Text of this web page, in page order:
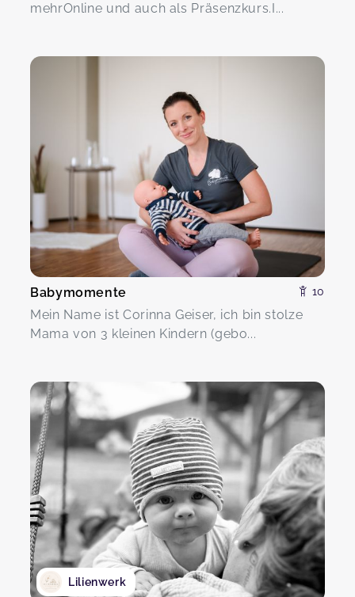
mehrOnline und auch als Präsenzkurs.I...
Babymomente 10
Mein Name ist Corinna Geiser, ich bin stolze
Mama von 3 kleinen Kindern (gebo...
Lilienwerk